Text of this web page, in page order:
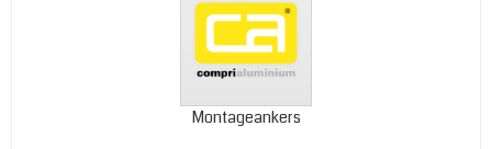
Montageankers